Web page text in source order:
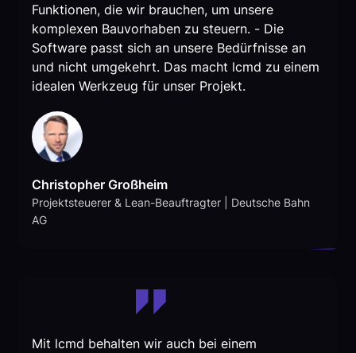
Funktionen, die wir brauchen, um unsere
komplexen Bauvorhaben zu steuern. - Die
Software passt sich an unsere Bedürfnisse an
und nicht umgekehrt. Das macht lcmd zu einem
idealen Werkzeug für unser Projekt.
Christopher Großheim
Projektsteuerer & Lean-Beauftragter | Deutsche Bahn
AG
Mit lcmd behalten wir auch bei einem